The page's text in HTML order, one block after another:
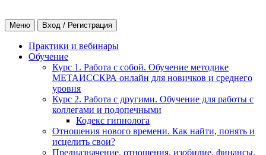
Меню Вход / Регистрация
Практики и вебинары
Обучение
Курс 1. Работа с собой. Обучение методике
МЕТАИССКРА онлайн для новичков и среднего
уровня
Курс 2. Работа с другими. Обучение для работы с
коллегами и подопечными
Кодекс гипнолога
Отношения нового времени. Как найти, понять и
исцелить свои?
Предназначение, отношения, изобилие, финансы.